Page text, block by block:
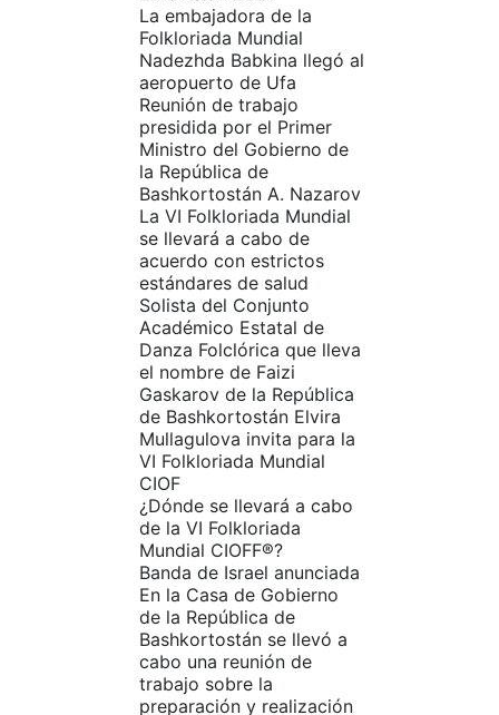
La embajadora de la
Folkloriada Mundial
Nadezhda Babkina llegó al
aeropuerto de Ufa
Reunión de trabajo
presidida por el Primer
Ministro del Gobierno de
la República de
Bashkortostán A. Nazarov
La VI Folkloriada Mundial
se llevará a cabo de
acuerdo con estrictos
estándares de salud
Solista del Conjunto
Académico Estatal de
Danza Folclórica que lleva
el nombre de Faizi
Gaskarov de la República
de Bashkortostán Elvira
Mullagulova invita para la
VI Folkloriada Mundial
CIOF
¿Dónde se llevará a cabo
de la VI Folkloriada
Mundial CIOFF®?
Banda de Israel anunciada
En la Casa de Gobierno
de la República de
Bashkortostán se llevó a
cabo una reunión de
trabajo sobre la
preparación y realización